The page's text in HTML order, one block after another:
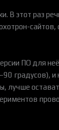
В этот раз
ПО для
градусов),
лучше